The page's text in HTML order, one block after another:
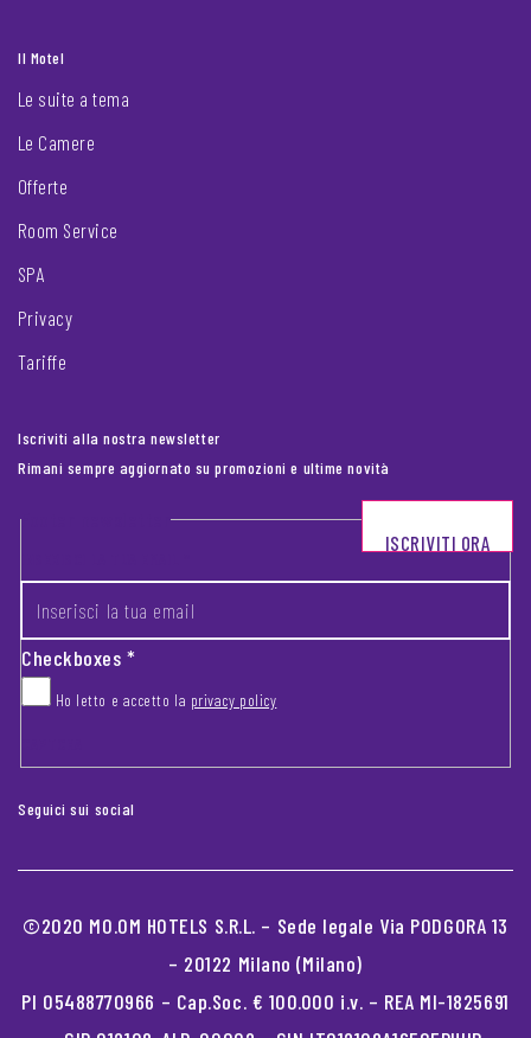
Il Motel
Le suite a tema
Le Camere
Offerte
Room Service
SPA
Privacy
Tariffe
Iscriviti alla nostra newsletter
Rimani sempre aggiornato su promozioni e ultime novità
Footer newsletter
Checkboxes*
Ho letto e accetto la privacy policy
ISCRIVITI ORA
Seguici sui social
©2020 MO.OM HOTELS S.R.L. – Sede legale Via PODGORA 13
– 20122 Milano (Milano)
PI 05488770966 – Cap.Soc. € 100.000 i.v. – REA MI-1825691